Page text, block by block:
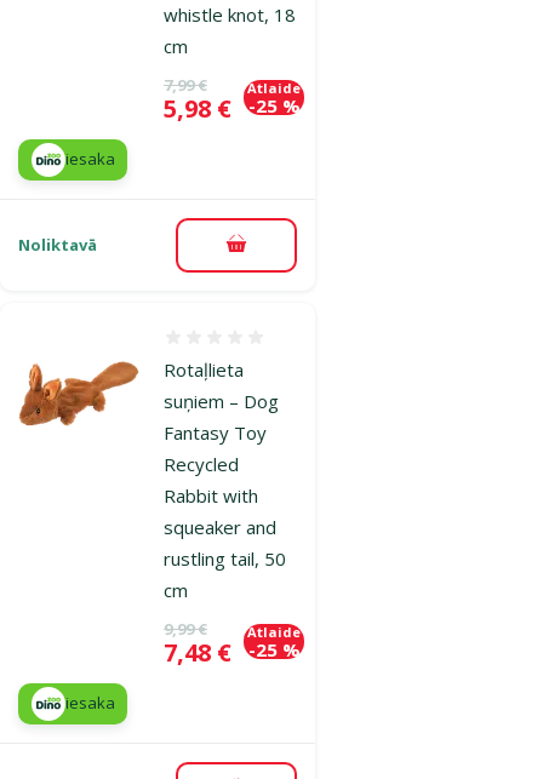
whistle knot, 18
cm
Oriģinālā cena
7,99 €
Cena
5,98 €
Atlaide
-25 %
iesaka
Noliktavā Pievienot grozam
Rotaļlieta
suņiem – Dog
Fantasy Toy
Recycled
Rabbit with
squeaker and
rustling tail, 50
cm
Oriģinālā cena
9,99 €
Cena
7,48 €
Atlaide
-25 %
iesaka